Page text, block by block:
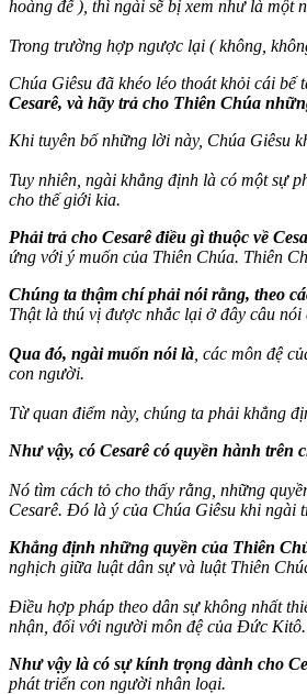
hoàng đế ), thì ngài sẽ bị xem như là một
Trong trường hợp ngược lại ( không,
Chúa Giêsu đã khéo léo thoát khỏi cái
Cesarê, và hãy trả cho Thiên Chúa
Khi tuyên bố những lời này, Chúa Giêsu
Tuy nhiên, ngài khẳng định là có một sự
cho thế giới kia.
Phải trả cho Cesarê điều gì thuộc về
ứng với ý muốn của Thiên Chúa. Thiên
Chúng ta thậm chí phải nói rằng, theo
Thật là thú vị được nhắc lại ở đây câu
Qua đó, ngài muốn nói là , các môn đệ
con người.
Từ quan điểm này, chúng ta phải khẳng
Như vậy, có Cesarê có quyền hành
Nó tìm cách tỏ cho thấy rằng, những
Cesarê. Đó là ý của Chúa Giêsu khi ngài
Khẳng định những quyền của Thiên
nghịch giữa luật dân sự và luật Thiên
Điều hợp pháp theo dân sự không nhất
nhận, đối với người môn đệ của Đức Kitô.
Như vậy là có sự kính trọng dành cho
phát triển con người nhân loại.